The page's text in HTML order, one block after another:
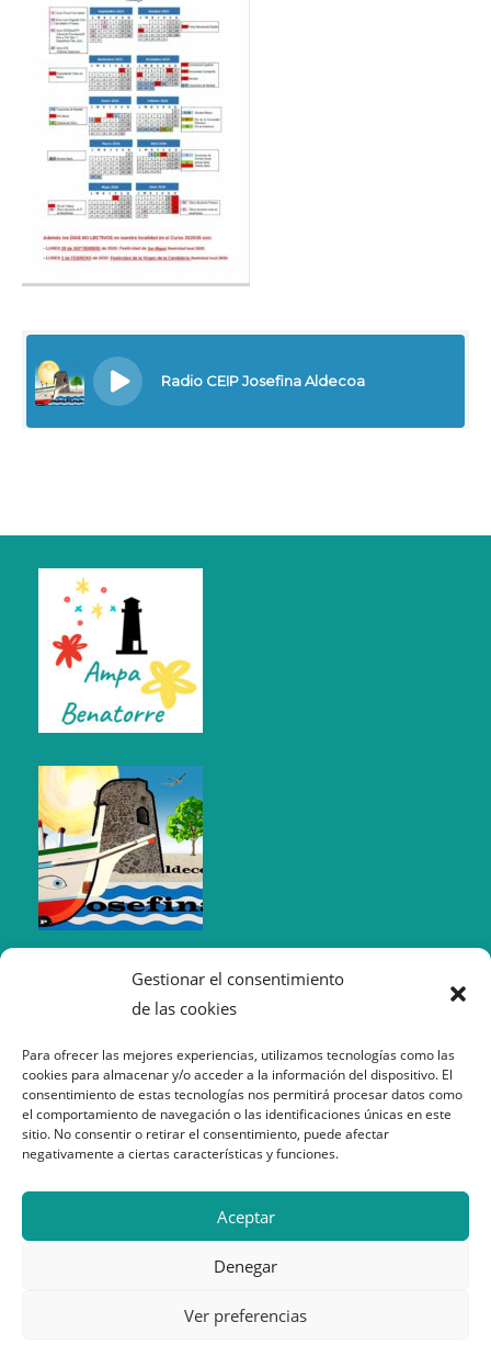
Gestionar el consentimiento
de las cookies
Para ofrecer las mejores experiencias, utilizamos tecnologías como las
cookies para almacenar y/o acceder a la información del dispositivo. El
consentimiento de estas tecnologías nos permitirá procesar datos como
el comportamiento de navegación o las identificaciones únicas en este
sitio. No consentir o retirar el consentimiento, puede afectar
negativamente a ciertas características y funciones.
Aceptar
Denegar
Ver preferencias